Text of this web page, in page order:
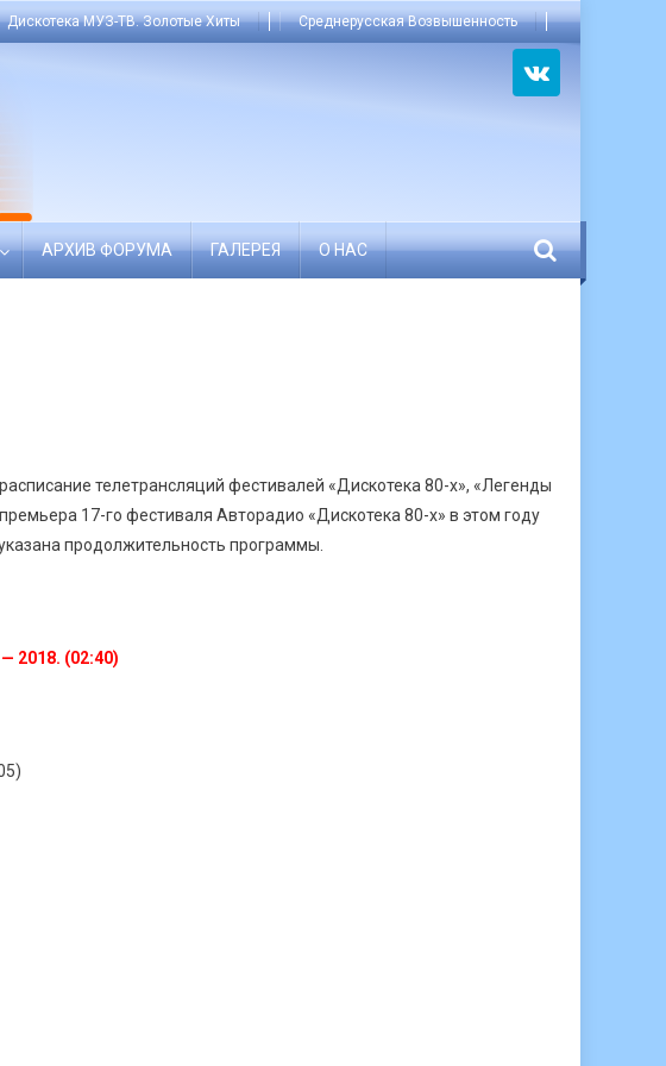
Дискотека МУЗ-ТВ. Золотые Хиты Среднерусская Возвышенность
АРХИВ ФОРУМА ГАЛЕРЕЯ О НАС
телетрансляций фестивалей «Дискотека 80-х», «Легенды
17-го фестиваля Авторадио «Дискотека 80-х» в этом году
продолжительность программы.
2018. (02:40)